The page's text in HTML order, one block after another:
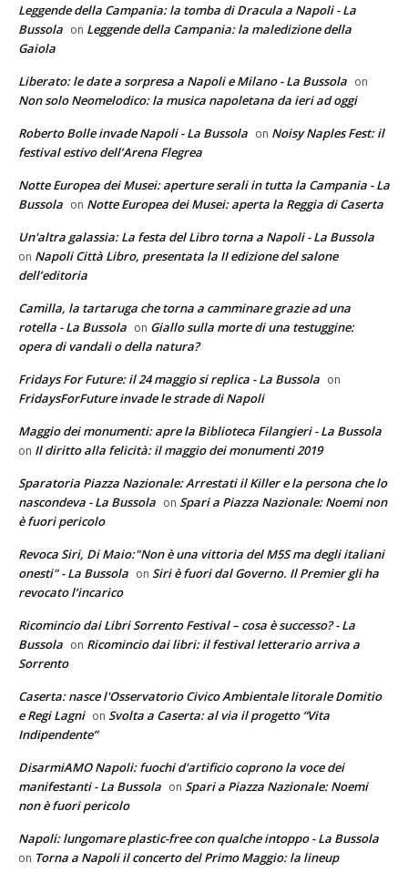
Leggende della Campania: la tomba di Dracula a Napoli - La
Bussola on Leggende della Campania: la maledizione della
Gaiola
Liberato: le date a sorpresa a Napoli e Milano - La Bussola on
Non solo Neomelodico: la musica napoletana da ieri ad oggi
Roberto Bolle invade Napoli - La Bussola on Noisy Naples Fest: il
festival estivo dell’Arena Flegrea
Notte Europea dei Musei: aperture serali in tutta la Campania - La
Bussola on Notte Europea dei Musei: aperta la Reggia di Caserta
Un'altra galassia: La festa del Libro torna a Napoli - La Bussola
on Napoli Città Libro, presentata la II edizione del salone
dell’editoria
Camilla, la tartaruga che torna a camminare grazie ad una
rotella - La Bussola on Giallo sulla morte di una testuggine:
opera di vandali o della natura?
Fridays For Future: il 24 maggio si replica - La Bussola on
FridaysForFuture invade le strade di Napoli
Maggio dei monumenti: apre la Biblioteca Filangieri - La Bussola
on Il diritto alla felicità: il maggio dei monumenti 2019
Sparatoria Piazza Nazionale: Arrestati il Killer e la persona che lo
nascondeva - La Bussola on Spari a Piazza Nazionale: Noemi non
è fuori pericolo
Revoca Siri, Di Maio:"Non è una vittoria del M5S ma degli italiani
onesti" - La Bussola on Siri è fuori dal Governo. Il Premier gli ha
revocato l’incarico
Ricomincio dai Libri Sorrento Festival – cosa è successo? - La
Bussola on Ricomincio dai libri: il festival letterario arriva a
Sorrento
Caserta: nasce l'Osservatorio Civico Ambientale litorale Domitio
e Regi Lagni on Svolta a Caserta: al via il progetto “Vita
Indipendente”
DisarmiAMO Napoli: fuochi d'artificio coprono la voce dei
manifestanti - La Bussola on Spari a Piazza Nazionale: Noemi
non è fuori pericolo
Napoli: lungomare plastic-free con qualche intoppo - La Bussola
on Torna a Napoli il concerto del Primo Maggio: la lineup